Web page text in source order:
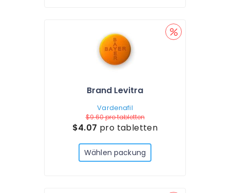
Brand Levitra
Vardenafil
$9.60pro tabletten
$4.07 pro tabletten
Wählen packung